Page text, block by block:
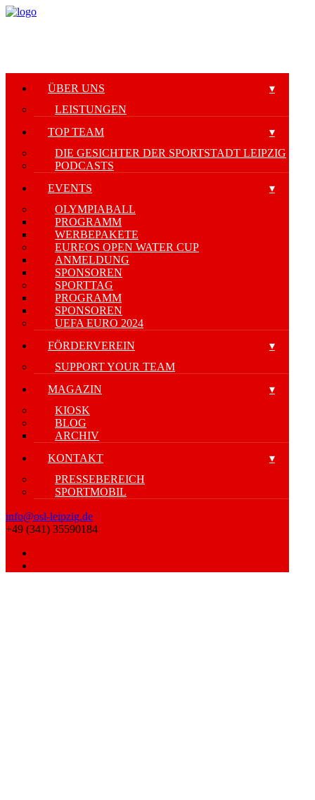
ÜBER UNS
LEISTUNGEN
TOP TEAM
DIE GESICHTER DER SPORTSTADT LEIPZIG
PODCASTS
EVENTS
OLYMPIABALL
PROGRAMM
WERBEPAKETE
EUREOS OPEN WATER CUP
ANMELDUNG
SPONSOREN
SPORTTAG
PROGRAMM
SPONSOREN
UEFA EURO 2024
FÖRDERVEREIN
SUPPORT YOUR TEAM
MAGAZIN
KIOSK
BLOG
ARCHIV
KONTAKT
PRESSEBEREICH
SPORTMOBIL
info@osl-leipzig.de
+49 (341) 35590184